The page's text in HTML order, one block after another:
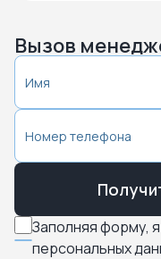
Вызов
Заполняя форму,
персональных